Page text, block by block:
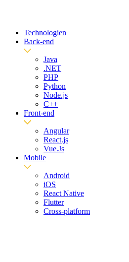
Technologien
Back-end
Java
.NET
PHP
Python
Node.js
C++
Front-end
Angular
React.js
Vue.Js
Mobile
Android
iOS
React Native
Flutter
Cross-platform